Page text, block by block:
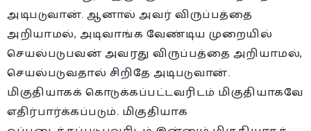
அடிபடுவான். ஆனால் அவர் விருப்பத்தை
அறியாமல், அடிவாங்க வேண்டிய முறையில்
செயல்படுபவன் அவரது விருப்பத்தை அறியாமல்,
செயல்படுவதால் சிறிதே அடிபடுவான்.
மிகுதியாகக் கொடுக்கப்பட்டவரிடம் மிகுதியாகவே
எதிர்பார்க்கப்படும். மிகுதியாக